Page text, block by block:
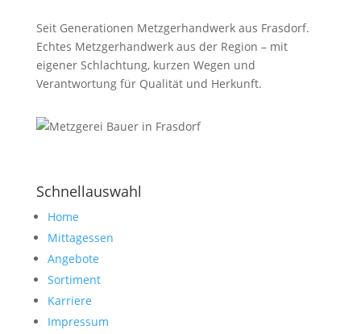
Seit Generationen Metzgerhandwerk aus Frasdorf.
Echtes Metzgerhandwerk aus der Region – mit
eigener Schlachtung, kurzen Wegen und
Verantwortung für Qualität und Herkunft.
Schnellauswahl
Home
Mittagessen
Angebote
Sortiment
Karriere
Impressum